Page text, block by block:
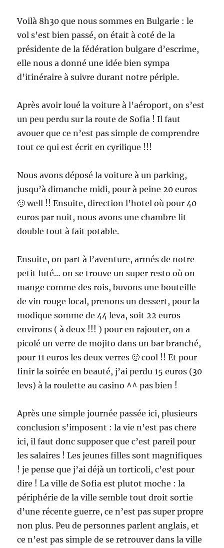
Voilà 8h30 que nous sommes en Bulgarie : le
vol s’est bien passé, on était à coté de la
présidente de la fédération bulgare d’escrime,
elle nous a donné une idée bien sympa
d’itinéraire à suivre durant notre périple.
Après avoir loué la voiture à l’aéroport, on s’est
un peu perdu sur la route de Sofia ! Il faut
avouer que ce n’est pas simple de comprendre
tout ce qui est écrit en cyrilique !!!
Nous avons déposé la voiture à un parking,
jusqu’à dimanche midi, pour à peine 20 euros
🙂 well !! Ensuite, direction l’hotel où pour 40
euros par nuit, nous avons une chambre lit
double tout à fait potable.
Ensuite, on part à l’aventure, armés de notre
petit futé… on se trouve un super resto où on
mange comme des rois, buvons une bouteille
de vin rouge local, prenons un dessert, pour la
modique somme de 44 leva, soit 22 euros
environs ( à deux !!! ) pour en rajouter, on a
picolé un verre de mojito dans un bar branché,
pour 11 euros les deux verres 🙂 cool !! Et pour
finir la soirée en beauté, j’ai perdu 15 euros (30
levs) à la roulette au casino ^^ pas bien !
Après une simple journée passée ici, plusieurs
conclusion s’imposent : la vie n’est pas chere
ici, il faut donc supposer que c’est pareil pour
les salaires ! Les jeunes filles sont magnifiques
! je pense que j’ai déjà un torticoli, c’est pour
dire ! La ville de Sofia est plutot moche : la
périphérie de la ville semble tout droit sortie
d’une récente guerre, ce n’est pas super propre
non plus. Peu de personnes parlent anglais, et
ce n’est pas simple de se retrouver dans la ville